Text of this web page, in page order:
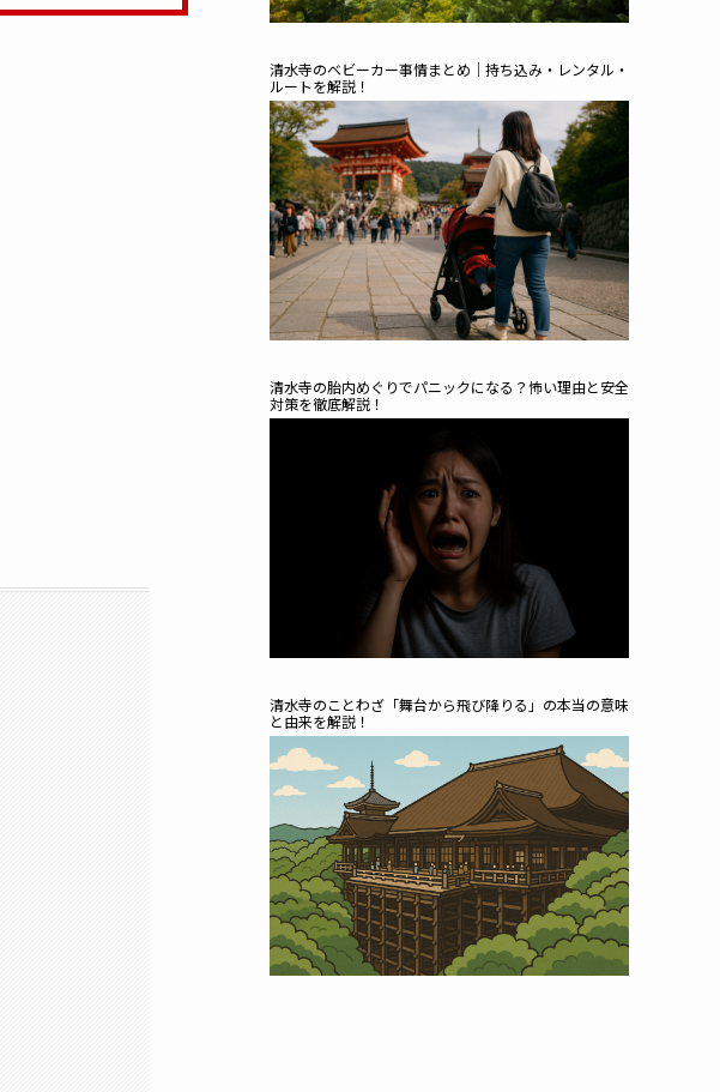
清水寺のベビーカー事情まとめ｜持ち込み・レンタル・
ルートを解説！
清水寺の胎内めぐりでパニックになる？怖い理由と安全
対策を徹底解説！
清水寺のことわざ「舞台から飛び降りる」の本当の意味
と由来を解説！